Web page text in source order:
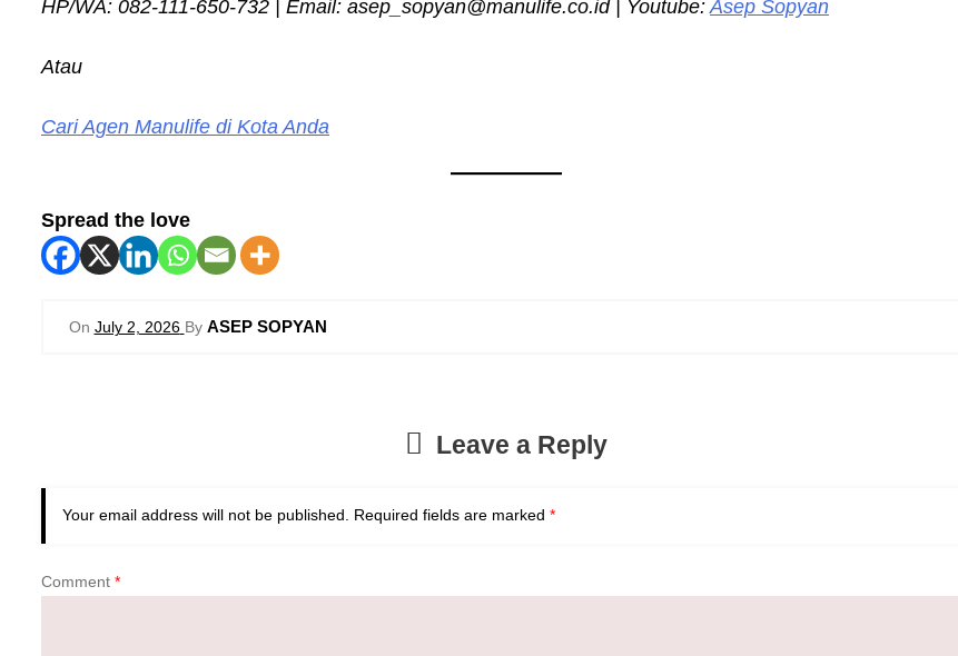
HP/WA: 082-111-650-732 | Email: asep_sopyan@manulife.co.id | Youtube: Asep Sopyan
Atau
Cari Agen Manulife di Kota Anda
Spread the love
On July 2, 2026 By ASEP SOPYAN
Leave a Reply
Your email address will not be published. Required fields are marked *
Comment *